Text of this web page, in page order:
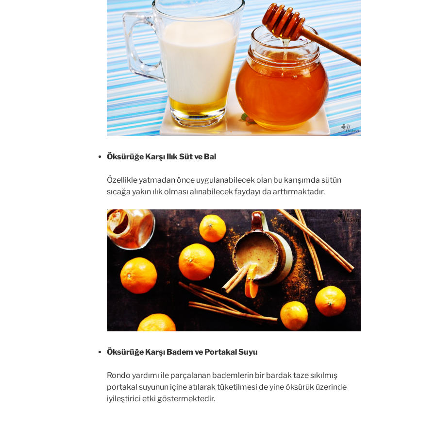
Öksürüğe Karşı Ilık Süt ve Bal
Özellikle yatmadan önce uygulanabilecek olan bu karışımda sütün
sıcağa yakın ılık olması alınabilecek faydayı da arttırmaktadır.
Öksürüğe Karşı Badem ve Portakal Suyu
Rondo yardımı ile parçalanan bademlerin bir bardak taze sıkılmış
portakal suyunun içine atılarak tüketilmesi de yine öksürük üzerinde
iyileştirici etki göstermektedir.